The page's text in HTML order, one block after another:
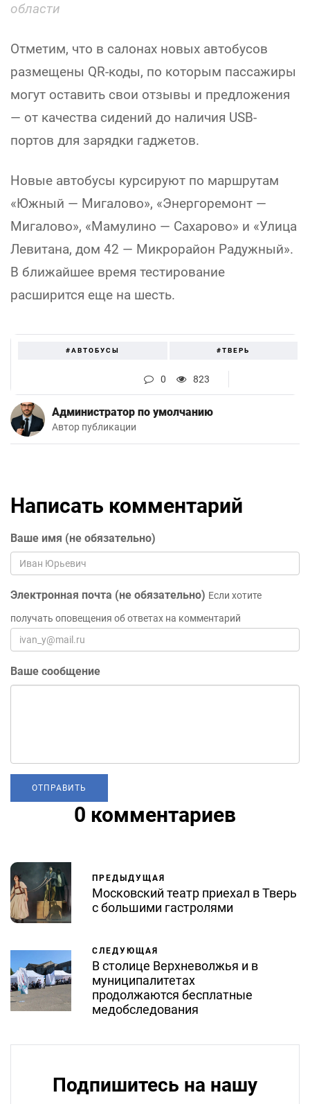
области
Отметим, что в салонах новых автобусов
размещены QR-коды, по которым пассажиры
могут оставить свои отзывы и предложения
— от качества сидений до наличия USB-
портов для зарядки гаджетов.
Новые автобусы курсируют по маршрутам
«Южный — Мигалово», «Энергоремонт —
Мигалово», «Мамулино — Сахарово» и «Улица
Левитана, дом 42 — Микрорайон Радужный».
В ближайшее время тестирование
расширится еще на шесть.
#АВТОБУСЫ #ТВЕРЬ
0 823
Администратор по умолчанию
Автор публикации
Написать комментарий
Ваше имя (не обязательно)
Электронная почта (не обязательно) Если хотите
получать оповещения об ответах на комментарий
Ваше сообщение
0 комментариев
ПРЕДЫДУЩАЯ
Московский театр приехал в Тверь
с большими гастролями
СЛЕДУЮЩАЯ
В столице Верхневолжья и в
муниципалитетах
продолжаются бесплатные
медобследования
Подпишитесь на нашу